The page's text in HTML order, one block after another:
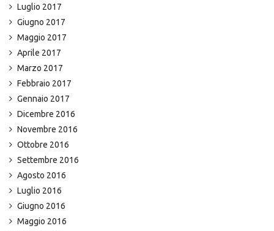
Luglio 2017
Giugno 2017
Maggio 2017
Aprile 2017
Marzo 2017
Febbraio 2017
Gennaio 2017
Dicembre 2016
Novembre 2016
Ottobre 2016
Settembre 2016
Agosto 2016
Luglio 2016
Giugno 2016
Maggio 2016